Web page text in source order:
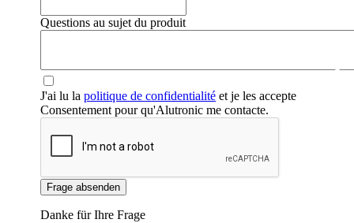
Questions au sujet du produit
J'ai lu lapolitique de confidentialité et je les accepte
Consentement pour qu'Alutronic me contacte.
Frage absenden
Danke für Ihre Frage
❯